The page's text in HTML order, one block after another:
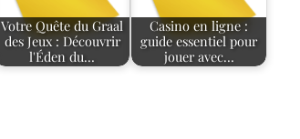
Votre Quête du Graal
des Jeux : Découvrir
l'Éden du…
Casino en ligne :
guide essentiel pour
jouer avec…